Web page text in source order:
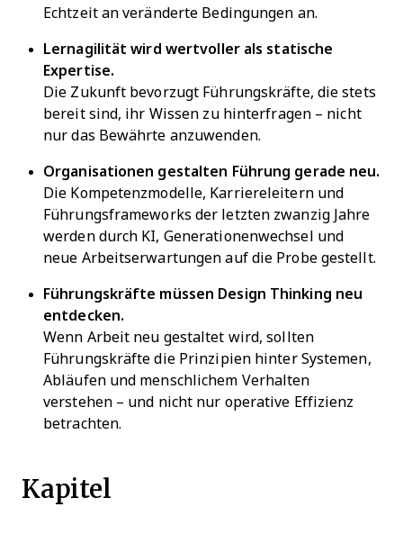
Echtzeit an veränderte Bedingungen an.
Lernagilität wird wertvoller als statische
Expertise.
Die Zukunft bevorzugt Führungskräfte, die stets
bereit sind, ihr Wissen zu hinterfragen – nicht
nur das Bewährte anzuwenden.
Organisationen gestalten Führung gerade neu.
Die Kompetenzmodelle, Karriereleitern und
Führungsframeworks der letzten zwanzig Jahre
werden durch KI, Generationenwechsel und
neue Arbeitserwartungen auf die Probe gestellt.
Führungskräfte müssen Design Thinking neu
entdecken.
Wenn Arbeit neu gestaltet wird, sollten
Führungskräfte die Prinzipien hinter Systemen,
Abläufen und menschlichem Verhalten
verstehen – und nicht nur operative Effizienz
betrachten.
Kapitel